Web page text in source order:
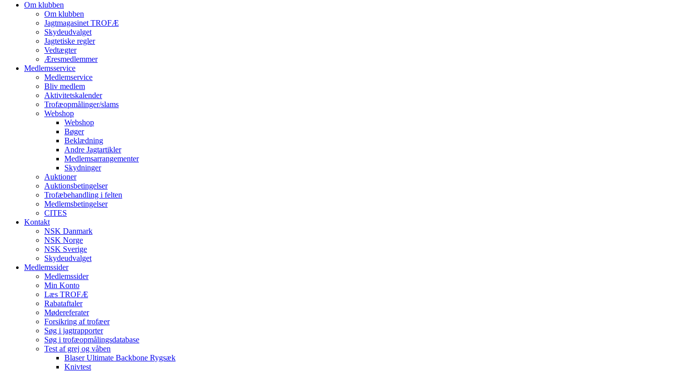
Om klubben
Om klubben
Jagtmagasinet TROFÆ
Skydeudvalget
Jagtetiske regler
Vedtægter
Æresmedlemmer
Medlemsservice
Medlemservice
Bliv medlem
Aktivitetskalender
Trofæopmålinger/slams
Webshop
Webshop
Bøger
Beklædning
Andre Jagtartikler
Medlemsarrangementer
Skydninger
Auktioner
Auktionsbetingelser
Trofæbehandling i felten
Medlemsbetingelser
CITES
Kontakt
NSK Danmark
NSK Norge
NSK Sverige
Skydeudvalget
Medlemssider
Medlemssider
Min Konto
Læs TROFÆ
Rabataftaler
Mødereferater
Forsikring af trofæer
Søg i jagtrapporter
Søg i trofæopmålingsdatabase
Test af grej og våben
Blaser Ultimate Backbone Rygsæk
Knivtest